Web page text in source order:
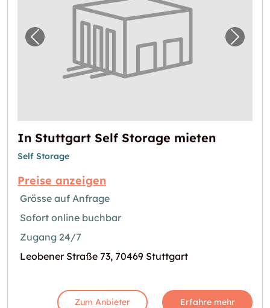
Vorheriges Bild für "In Stuttgart Self
In Stuttgart Self Storage mieten
Self Storage
Preise anzeigen
Grösse auf Anfrage
Sofort online buchbar
Zugang 24/7
Leobener Straße 73, 70469 Stuttgart
Zum Anbieter Erfahre mehr